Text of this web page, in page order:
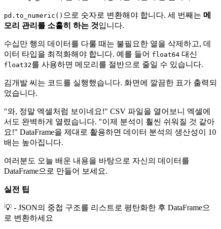
pd.to_numeric() 으로 숫자로 변환해야 합니다. 세 번째는 메
모리 관리를 소홀히 하는 것입니다.
수십만 행의 데이터를 다룰 때는 불필요한 열을 삭제하고, 데
이터 타입을 최적화해야 합니다. 예를 들어 float64 대신
float32를 사용하면 메모리를 절반으로 줄일 수 있습니다.
김개발 씨는 코드를 실행했습니다. 화면에 깔끔한 표가 출력되
었습니다.
"와, 정말 엑셀처럼 보이네요!" CSV 파일을 열어보니 엑셀에
서도 완벽하게 열렸습니다. "이제 분석이 훨씬 쉬워질 것 같아
요!" DataFrame을 제대로 활용하면 데이터 분석의 생산성이 10
배는 높아집니다.
여러분도 오늘 배운 내용을 바탕으로 자신의 데이터를
DataFrame으로 만들어 보세요.
실전 팁
💡 - JSON의 중첩 구조를 리스트로 평탄화한 후 DataFrame으
로 변환하세요